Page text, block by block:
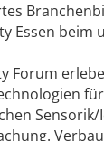
Essen beim
Forum
Sensorik/